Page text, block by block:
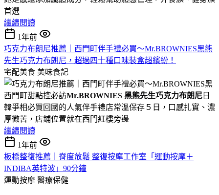
首選
繼續閱讀
1年前
巧克力布朗尼推薦｜西門町伴手禮必買～Mr.BROWNIES黑熊
先生巧克力布朗尼，超過四十種口味裝盒超繽紛！
宅配美食 美味食記
西門町甜點控必訪Mr.BROWNIES 黑熊先生巧克力布朗尼 日
韓爭相必買回國的人氣伴手禮店常溫保存５日，口感扎實、濃
厚微苦，店鋪位置就在西門紅樓旁邊
繼續閱讀
1年前
板橋整復推薦｜脊度放鬆 整復按摩工作室「運動按摩＋
INDIBA英特波」90分鐘
運動按摩 醫療保健